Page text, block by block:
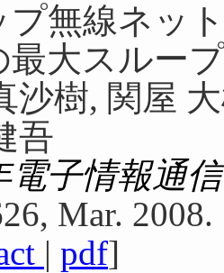
プ無線ネッ
最大スルー
沙樹, 関屋
吾
電子情報通
Mar. 2008.
| pdf]